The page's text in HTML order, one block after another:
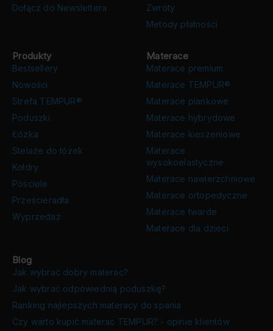
Dołącz do Newslettera
Zwroty
Metody płatności
Produkty
Bestsellery
Nowości
Strefa TEMPUR®
Poduszki
Łóżka
Stelaże do łóżek
Kołdry
Pościele
Prześcieradła
Wyprzedaż
Materace
Materace premium
Materace TEMPUR®
Materace piankowe
Materace hybrydowe
Materace kieszeniowe
Materace
wysokoelastyczne
Materace nawierzchniowe
Materace ortopedyczne
Materace twarde
Materace dla dzieci
Blog
Jak wybrać dobry materac?
Jak wybrać odpowiednią poduszkę?
Ranking najlepszych materacy do spania
Czy warto kupić materac TEMPUR? - opinie klientów